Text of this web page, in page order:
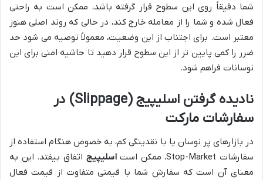
شما دقیقاً روی این سطوح قرار گرفته باشد، ممکن است به راحتی
فعال شده و شما را از معامله خارج کند، در حالی که روند اصلی هنوز
معتبر است. برای اجتناب از این وضعیت، معمولاً توصیه می شود حد
ضرر را کمی پایین تر از این سطوح قرار دهید تا حاشیه امنی برای این
نوسانات فراهم شود.
نادیده گرفتن اسلیپیج (Slippage) در
سفارشات مارکت
در بازارهای پر نوسان یا با نقدینگی کم، به خصوص هنگام استفاده از
سفارشات Stop-Market، ممکن است
اسلیپیج اتفاق بیفتد. این به
معنای آن است که سفارش شما با قیمتی متفاوت از قیمت فعال